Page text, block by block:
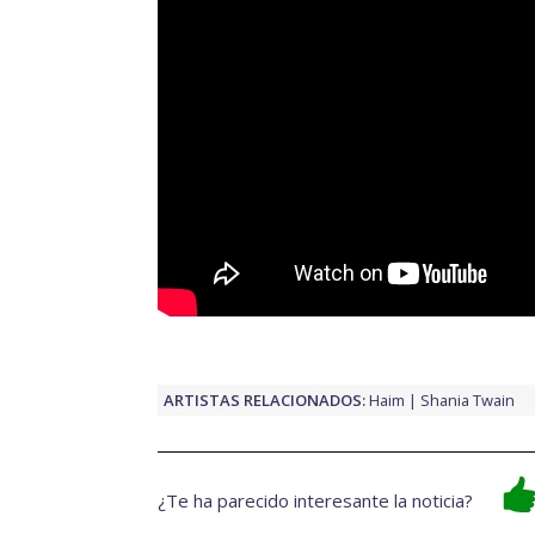
ARTISTAS RELACIONADOS:Haim Shania Twain
¿Te ha parecido interesante la noticia?